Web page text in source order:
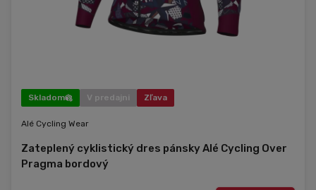
Skladom V predajni Zľava
Alé Cycling Wear
Zateplený cyklistický dres pánsky Alé Cycling Over
Pragma bordový